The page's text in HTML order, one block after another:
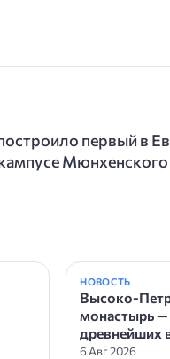
первый в
Мюнхенского
НОВОСТЬ
Высоко-
монастырь —
древнейших
6 Авг 2026